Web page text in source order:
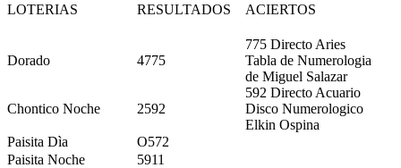
LOTERIAS RESULTADOS ACIERTOS
Dorado 4775
775 Directo Aries
Tabla de Numerologia
de Miguel Salazar
Chontico Noche 2592
592 Directo Acuario
Disco Numerologico
Elkin Ospina
Paisita Dìa
O572
Paisita Noche
5911